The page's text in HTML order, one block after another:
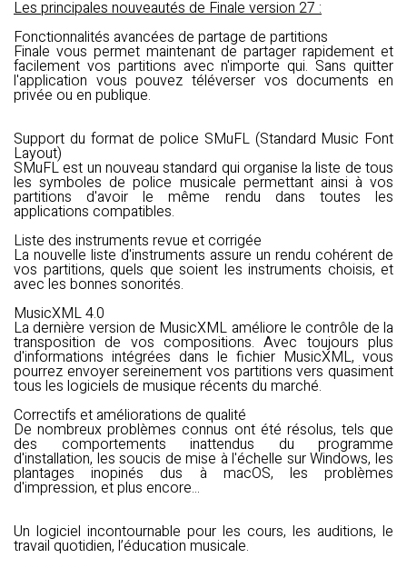
Les principales nouveautés de Finale version 27 :
Fonctionnalités avancées de partage de partitions
Finale vous permet maintenant de partager rapidement et
facilement vos partitions avec n'importe qui. Sans quitter
l'application vous pouvez téléverser vos documents en
privée ou en publique.
Support du format de police SMuFL (Standard Music Font
Layout)
SMuFL est un nouveau standard qui organise la liste de tous
les symboles de police musicale permettant ainsi à vos
partitions d'avoir le même rendu dans toutes les
applications compatibles.
Liste des instruments revue et corrigée
La nouvelle liste d'instruments assure un rendu cohérent de
vos partitions, quels que soient les instruments choisis, et
avec les bonnes sonorités.
MusicXML 4.0
La dernière version de MusicXML améliore le contrôle de la
transposition de vos compositions. Avec toujours plus
d'informations intégrées dans le fichier MusicXML, vous
pourrez envoyer sereinement vos partitions vers quasiment
tous les logiciels de musique récents du marché.
Correctifs et améliorations de qualité
De nombreux problèmes connus ont été résolus, tels que
des comportements inattendus du programme
d'installation, les soucis de mise à l'échelle sur Windows, les
plantages inopinés dus à macOS, les problèmes
d'impression, et plus encore...
Un logiciel incontournable pour les cours, les auditions, le
travail quotidien, l’éducation musicale.